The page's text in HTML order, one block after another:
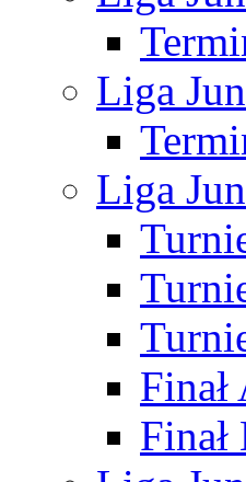
Liga
Liga
Finał
Finał